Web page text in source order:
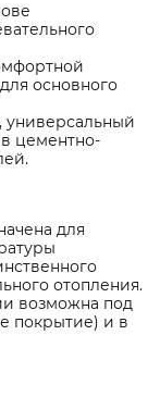
основного
универсальный
цементно-
для
отопления.
возможна под
покрытие) и в